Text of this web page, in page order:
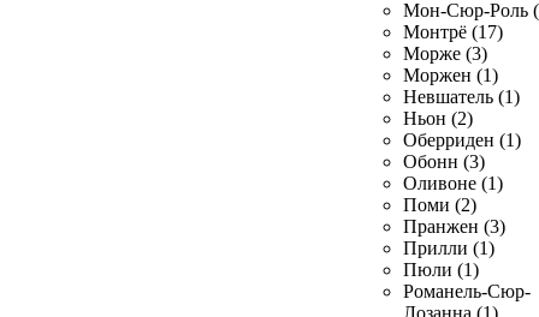
Мон-Сюр-Роль
Монтрё (17)
Морже (3)
Моржен (1)
Невшатель (1)
Ньон (2)
Оберриден (1)
Обонн (3)
Оливоне (1)
Поми (2)
Пранжен (3)
Прилли (1)
Пюли (1)
Романель-Сюр-
Лозанна (1)